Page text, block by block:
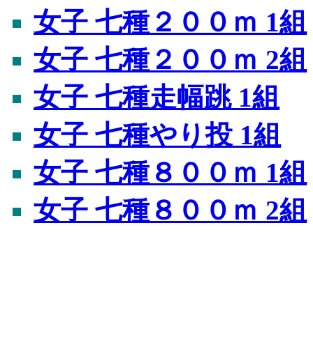
女子 七種２００ｍ 1組
女子 七種２００ｍ 2組
女子 七種走幅跳 1組
女子 七種やり投 1組
女子 七種８００ｍ 1組
女子 七種８００ｍ 2組